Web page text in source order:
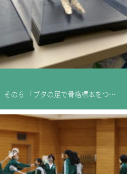
3年選択〈理科〉報告 その６ 「ブタの足で骨格標本をつくろう」